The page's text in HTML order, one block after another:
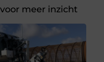
voor meer inzicht